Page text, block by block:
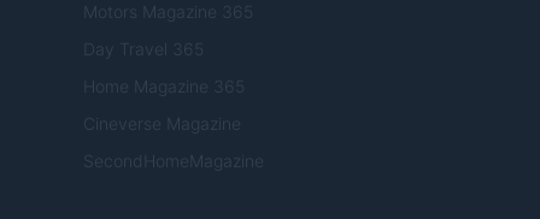
Motors Magazine 365
Day Travel 365
Home Magazine 365
Cineverse Magazine
SecondHomeMagazine